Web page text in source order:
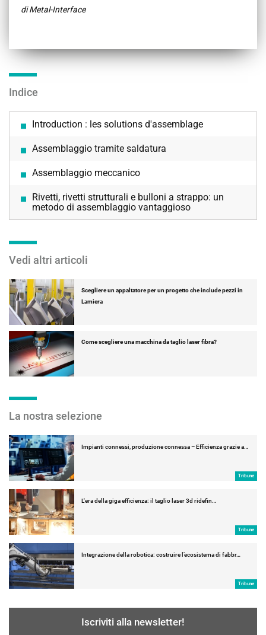
di Metal-Interface
Indice
Introduction : les solutions d'assemblage
Assemblaggio tramite saldatura
Assemblaggio meccanico
Rivetti, rivetti strutturali e bulloni a strappo: un
metodo di assemblaggio vantaggioso
Vedi altri articoli
Scegliere un appaltatore per un progetto che include pezzi in
Lamiera
Come scegliere una macchina da taglio laser fibra?
La nostra selezione
Impianti connessi, produzione connessa – Efficienza grazie a…
Tribune
L'era della giga efficienza: il taglio laser 3d ridefin…
Tribune
Integrazione della robotica: costruire l’ecosistema di fabbr…
Tribune
Iscriviti alla newsletter!